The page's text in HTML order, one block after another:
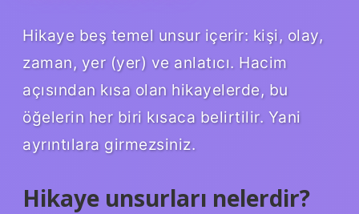
Hikaye beş temel unsur içerir: kişi, olay,
zaman, yer (yer) ve anlatıcı. Hacim
açısından kısa olan hikayelerde, bu
öğelerin her biri kısaca belirtilir. Yani
ayrıntılara girmezsiniz.
Hikaye unsurları nelerdir?